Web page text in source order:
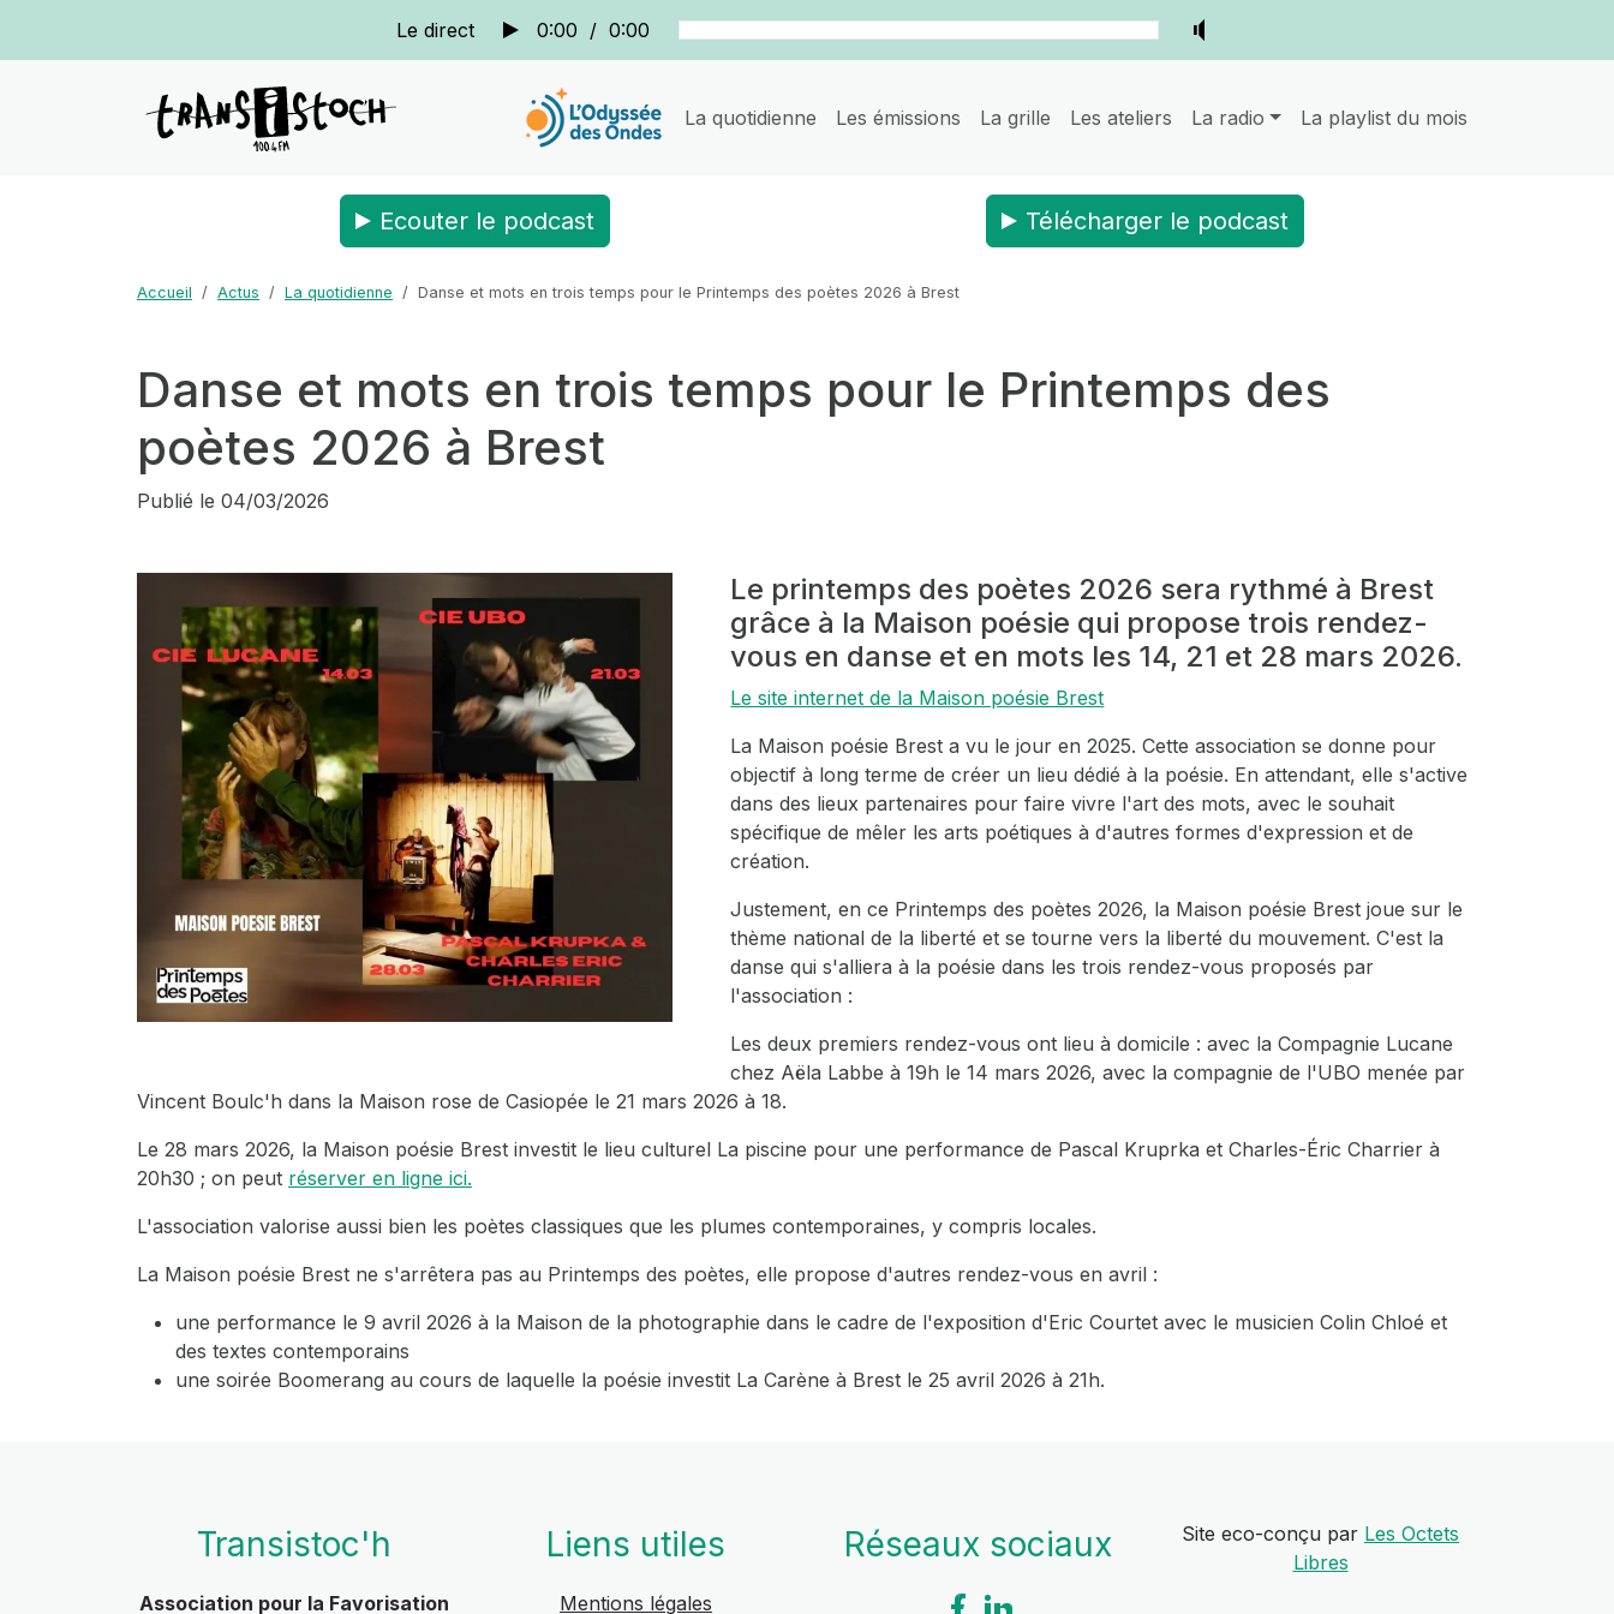
Le direct 0:00 / 0:00
La quotidienne Les émissions La grille Les ateliers La radio La playlist du mois
Ecouter le podcast Télécharger le podcast
Accueil Actus La quotidienne Danse et mots en trois temps pour le Printemps des poètes 2026 à Brest
Danse et mots en trois temps pour le Printemps des
poètes 2026 à Brest
Publié le 04/03/2026
Le printemps des poètes 2026 sera rythmé à Brest
grâce à la Maison poésie qui propose trois rendez-
vous en danse et en mots les 14, 21 et 28 mars 2026.
Le site internet de la Maison poésie Brest
La Maison poésie Brest a vu le jour en 2025. Cette association se donne pour
objectif à long terme de créer un lieu dédié à la poésie. En attendant, elle s'active
dans des lieux partenaires pour faire vivre l'art des mots, avec le souhait
spécifique de mêler les arts poétiques à d'autres formes d'expression et de
création.
Justement, en ce Printemps des poètes 2026, la Maison poésie Brest joue sur le
thème national de la liberté et se tourne vers la liberté du mouvement. C'est la
danse qui s'alliera à la poésie dans les trois rendez-vous proposés par
l'association :
Les deux premiers rendez-vous ont lieu à domicile : avec la Compagnie Lucane
chez Aëla Labbe à 19h le 14 mars 2026, avec la compagnie de l'UBO menée par
Vincent Boulc'h dans la Maison rose de Casiopée le 21 mars 2026 à 18.
Le 28 mars 2026, la Maison poésie Brest investit le lieu culturel La piscine pour une performance de Pascal Kruprka et Charles-Éric Charrier à
20h30 ; on peut réserver en ligne ici.
L'association valorise aussi bien les poètes classiques que les plumes contemporaines, y compris locales.
La Maison poésie Brest ne s'arrêtera pas au Printemps des poètes, elle propose d'autres rendez-vous en avril :
une performance le 9 avril 2026 à la Maison de la photographie dans le cadre de l'exposition d'Eric Courtet avec le musicien Colin Chloé et
des textes contemporains
une soirée Boomerang au cours de laquelle la poésie investit La Carène à Brest le 25 avril 2026 à 21h.
Transistoc'h
Association pour la Favorisation
Liens utiles
Mentions légales
Réseaux sociaux Site eco-conçu par Les Octets
Libres